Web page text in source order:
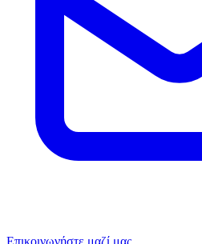
Επικοινωνήστε μαζί μας